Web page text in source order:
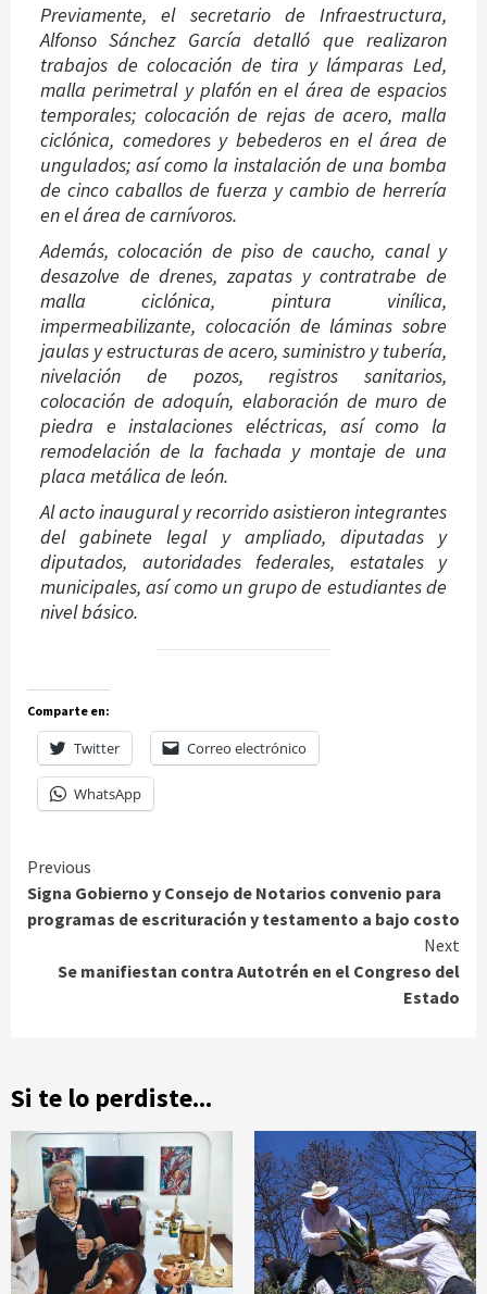
Previamente, el secretario de Infraestructura,
Alfonso Sánchez García detalló que realizaron
trabajos de colocación de tira y lámparas Led,
malla perimetral y plafón en el área de espacios
temporales; colocación de rejas de acero, malla
ciclónica, comedores y bebederos en el área de
ungulados; así como la instalación de una bomba
de cinco caballos de fuerza y cambio de herrería
en el área de carnívoros.
Además, colocación de piso de caucho, canal y
desazolve de drenes, zapatas y contratrabe de
malla ciclónica, pintura vinílica,
impermeabilizante, colocación de láminas sobre
jaulas y estructuras de acero, suministro y tubería,
nivelación de pozos, registros sanitarios,
colocación de adoquín, elaboración de muro de
piedra e instalaciones eléctricas, así como la
remodelación de la fachada y montaje de una
placa metálica de león.
Al acto inaugural y recorrido asistieron integrantes
del gabinete legal y ampliado, diputadas y
diputados, autoridades federales, estatales y
municipales, así como un grupo de estudiantes de
nivel básico.
Comparte en:
Twitter Correo electrónico
WhatsApp
Continue
Reading
Previous
Signa Gobierno y Consejo de Notarios convenio para
programas de escrituración y testamento a bajo costo
Next
Se manifiestan contra Autotrén en el Congreso del
Estado
Si te lo perdiste...